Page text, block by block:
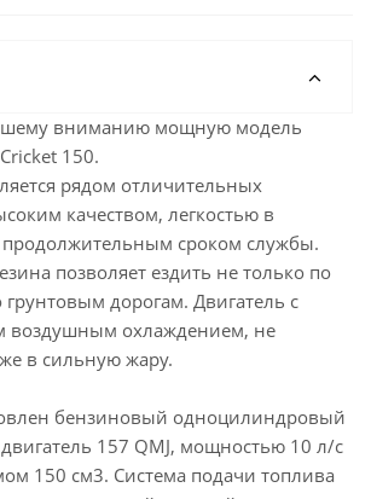
вниманию мощную модель
150.
рядом отличительных
качеством, легкостью в
сроком службы.
позволяет ездить не только по
грунтовым дорогам. Двигатель с
воздушным охлаждением, не
в сильную жару.
бензиновый одноцилиндровый
157 QMJ, мощностью 10 л/с
150 см3. Система подачи топлива